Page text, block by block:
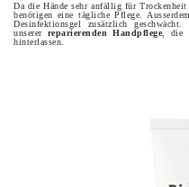
Da die Hände sehr anfällig für
benötigen eine tägliche Pflege.
Desinfektionsgel zusätzlich
unserer reparierenden Handpflege, die
hinterlassen.